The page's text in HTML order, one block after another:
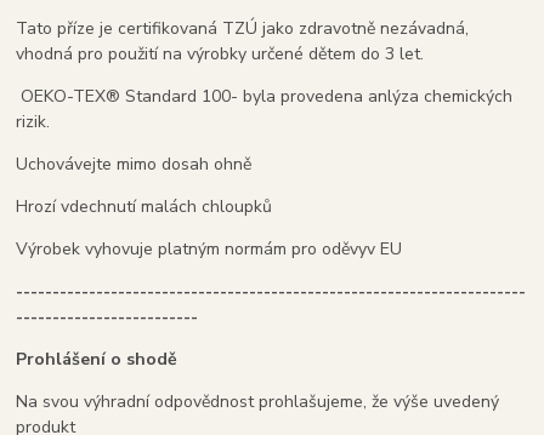
Tato příze je certifikovaná TZÚ jako zdravotně nezávadná,
vhodná pro použití na výrobky určené dětem do 3 let.
OEKO-TEX® Standard 100- byla provedena anlýza chemických
rizik.
Uchovávejte mimo dosah ohně
Hrozí vdechnutí malách chloupků
Výrobek vyhovuje platným normám pro oděvyv EU
----------------------------------------------------------------------
-------------------------
Prohlášení o shodě
Na svou výhradní odpovědnost prohlašujeme, že výše uvedený
produkt